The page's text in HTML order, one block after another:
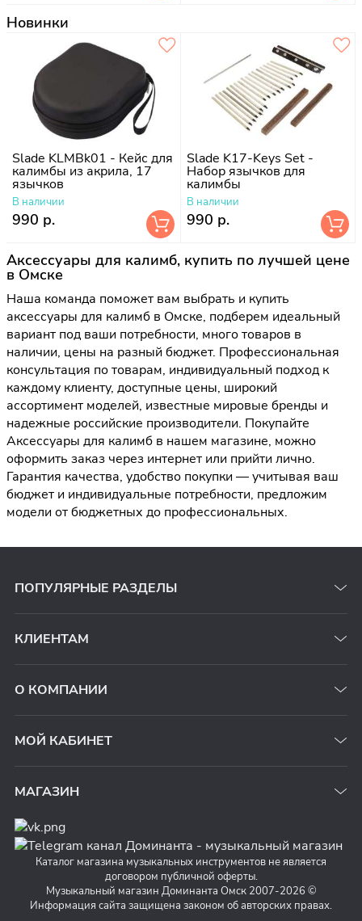
Новинки
Slade KLMBk01 - Кейс для
калимбы из акрила, 17
язычков
В наличии
990 р.
Slade K17-Keys Set -
Набор язычков для
калимбы
В наличии
990 р.
Аксессуары для калимб, купить по лучшей цене
в Омске
Наша команда поможет вам выбрать и купить
аксессуары для калимб в Омске, подберем идеальный
вариант под ваши потребности, много товаров в
наличии, цены на разный бюджет. Профессиональная
консультация по товарам, индивидуальный подход к
каждому клиенту, доступные цены, широкий
ассортимент моделей, известные мировые бренды и
надежные российские производители. Покупайте
Аксессуары для калимб в нашем магазине, можно
оформить заказ через интернет или прийти лично.
Гарантия качества, удобство покупки — учитывая ваш
бюджет и индивидуальные потребности, предложим
модели от бюджетных до профессиональных.
ПОПУЛЯРНЫЕ РАЗДЕЛЫ
КЛИЕНТАМ
О КОМПАНИИ
МОЙ КАБИНЕТ
МАГАЗИН
Каталог магазина музыкальных инструментов не является
договором публичной оферты.
Музыкальный магазин Доминанта Омск 2007-2026 ©
Информация сайта защищена законом об авторских правах.